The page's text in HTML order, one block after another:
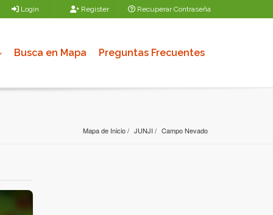
Login Register Recuperar Contraseña
Busca en Mapa Preguntas Frecuentes
Mapa de Inicio JUNJI Campo Nevado